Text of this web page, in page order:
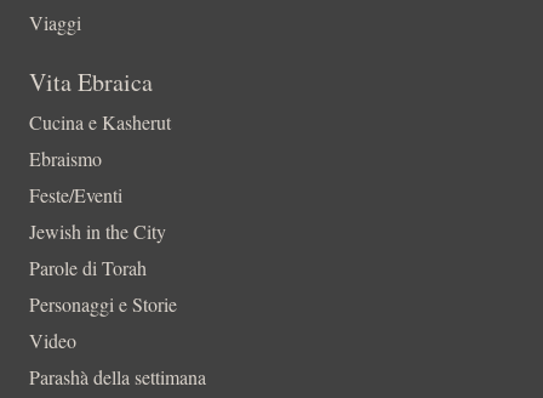
Viaggi
Vita Ebraica
Cucina e Kasherut
Ebraismo
Feste/Eventi
Jewish in the City
Parole di Torah
Personaggi e Storie
Video
Parashà della settimana